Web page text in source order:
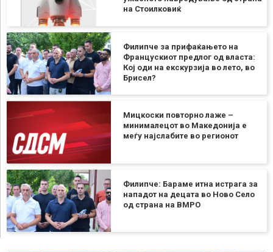
на Стоилковиќ
Филипче за прифаќањето на
Францускиот предлог од власта:
Кој оди на екскурзија во лето, во
Брисел?
Мицкоски повторно лаже –
минималецот во Македонија е
меѓу најслабите во регионот
Филипче: Бараме итна истрага за
нападот на децата во Ново Село
од страна на ВМРО